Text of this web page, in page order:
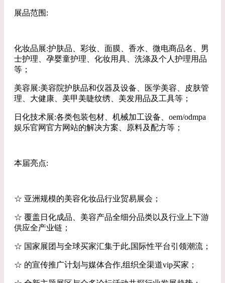
展品范围:
化妆品展:护肤品、彩妆、面膜、香水、微电商品名、男
士护理、孕婴童护理、化妆用具、洗涤及个人护理用品
等；
美容展:美容院护肤品和仪器及设备、医学美容、皮肤管
理、大健康、美甲美睫纹绣、美发用品及工具等；
日化技术展:各类包装包材、机械加工设备、oem/odmpa
娱乐官网官方网站的解决方案、原料及配方等；
本届亮点:
☆ 亚洲规模的美容化妆品行业贸易展会；
☆ 覆盖日化成品、美容产品全细分品类以及行业上下游
供应全产业链；
☆ 国家展团与全球买家汇集于此,国际性平台引领潮流；
☆ 的宣传推广计划与媒体合作,组织全渠道vip买家；